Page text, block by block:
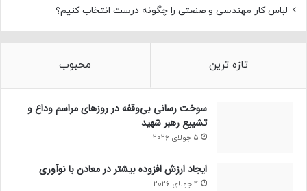
لباس کار مهندسی و صنعتی را چگونه درست انتخاب کنیم؟
تازه ترین محبوب
سوخت رسانی بی‌وقفه در روز‌های مراسم وداع و
تشییع رهبر شهید
5 جولای 2026
ایجاد ارزش افزوده بیشتر در معادن با نوآوری
4 جولای 2026